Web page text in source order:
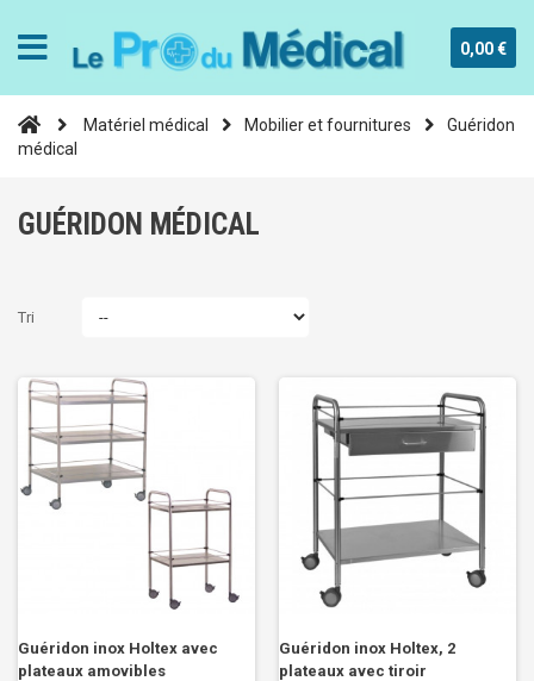
0,00 €
Matériel médical Mobilier et fournitures
Guéridon
médical
GUÉRIDON MÉDICAL
Tri
Guéridon inox Holtex avec
plateaux amovibles
Guéridon inox Holtex, 2
plateaux avec tiroir